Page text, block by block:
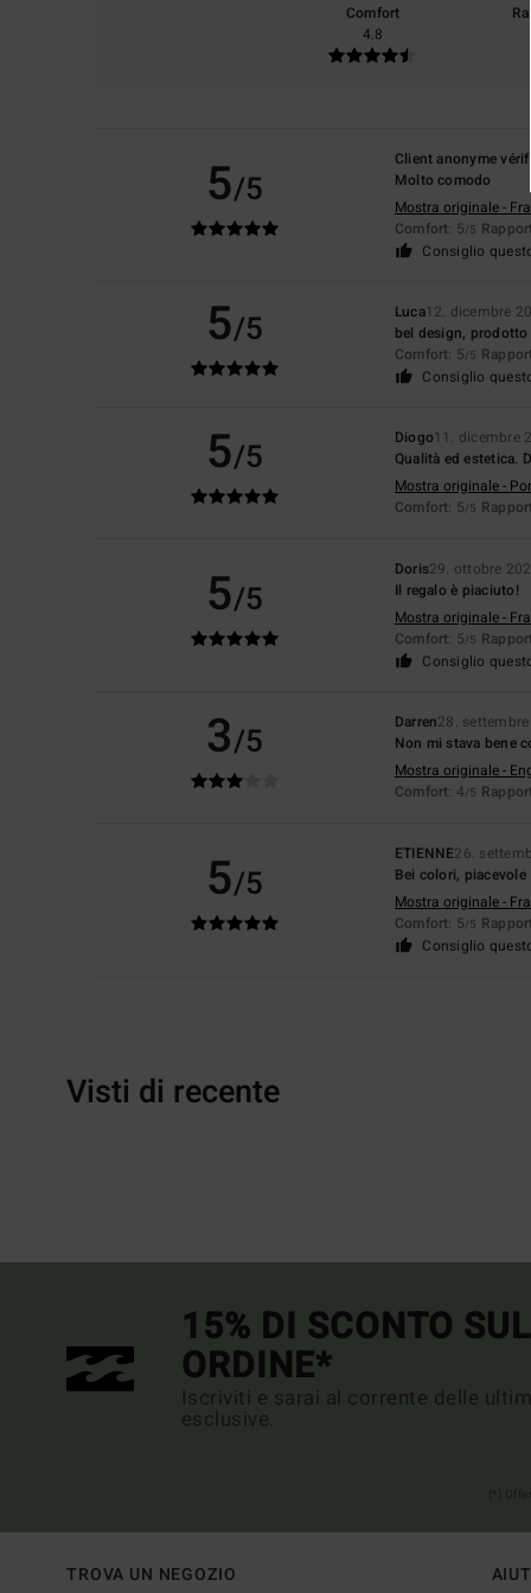
Comfort
4.8
5/5
Client anonyme vérifié
Molto comodo
Mostra originale -
Comfort: 5/5
Consiglio
5/5 Luca12. dicembre
bel design,
Comfort: 5/5
Consiglio
5/5 Diogo11. dicembre
Qualità ed estetica.
Mostra originale -
Comfort: 5/5
5/5
Doris29. ottobre
Il regalo è piaciuto!
Mostra originale -
Comfort: 5/5
Consiglio
3/5 Darren28.
Non mi stava bene
Mostra originale -
Comfort: 4/5
5/5
ETIENNE26.
Bei colori, piacevole
Mostra originale -
Comfort: 5/5
Consiglio
Visti di recente
15% DI SCONTO
ORDINE*
Iscriviti e sarai al corrente delle
esclusive.
TROVA UN NEGOZIO